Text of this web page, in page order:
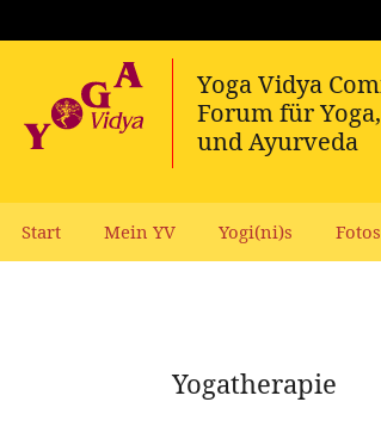
Start Mein YV Yogi(ni)s Fotos
Yogatherapie